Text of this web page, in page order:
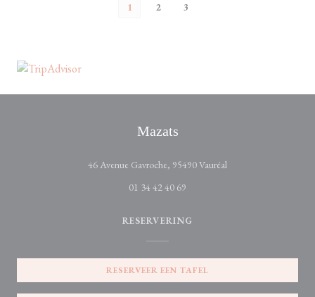
1 2 3
Mazats
46 Avenue Gavroche, 95490 Vauréal
01 34 42 40 69
RESERVERING
RESERVEER EEN TAFEL